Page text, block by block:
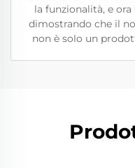
la funzionalità, e
dimostrando che il
non è solo un